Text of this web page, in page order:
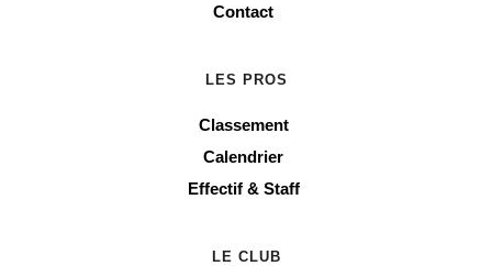
LE CLUB
LES PROS
Classement
Calendrier
Effectif & Staff
Contact